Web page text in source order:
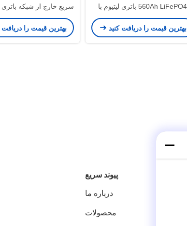
560Ah LiFePO4 باتری لیتیوم با
اتصال بلوتوث
بهترین قیمت را دریافت کنید
سریع خارج از شبکه
12.8V 460Ah با بلوتوث
بهترین قیمت را دریافت
پيوند سريع
درباره ما
محصولات